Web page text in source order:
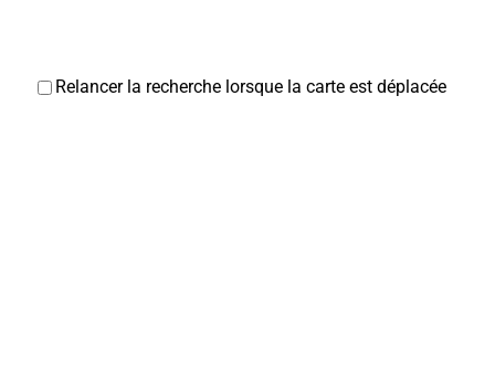
Relancer la recherche lorsque la carte est déplacée